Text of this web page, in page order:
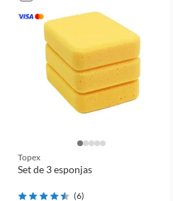
Topex
Set de 3 esponjas
(6)